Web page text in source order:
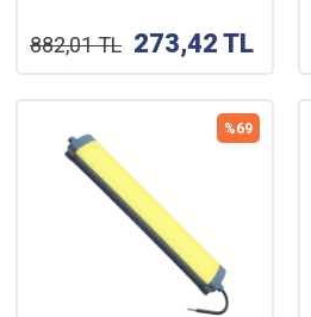
882,01TL 273,42 TL
%69